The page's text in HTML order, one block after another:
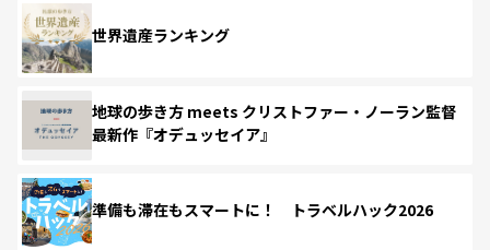
世界遺産ランキング
地球の歩き方 meets クリストファー・ノーラン監督
最新作『オデュッセイア』
準備も滞在もスマートに！ トラベルハック2026